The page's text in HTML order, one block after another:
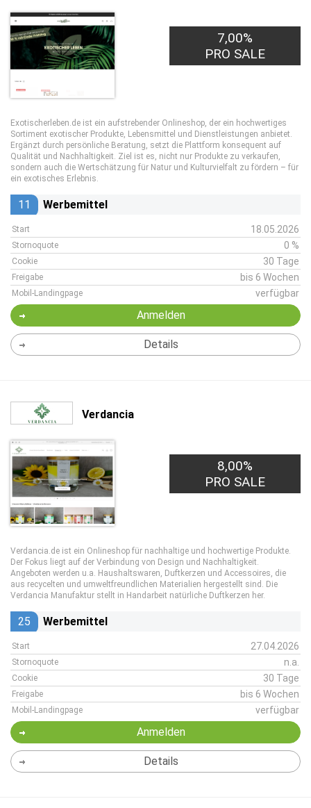
7,00%
PRO SALE
Exotischerleben.de ist ein aufstrebender Onlineshop, der ein hochwertiges
Sortiment exotischer Produkte, Lebensmittel und Dienstleistungen anbietet.
Ergänzt durch persönliche Beratung, setzt die Plattform konsequent auf
Qualität und Nachhaltigkeit. Ziel ist es, nicht nur Produkte zu verkaufen,
sondern auch die Wertschätzung für Natur und Kulturvielfalt zu fördern – für
ein exotisches Erlebnis.
11 Werbemittel
Start 18.05.2026
Stornoquote 0 %
Cookie 30 Tage
Freigabe bis 6 Wochen
Mobil-Landingpage verfügbar
Anmelden
Details
Verdancia
8,00%
PRO SALE
Verdancia.de ist ein Onlineshop für nachhaltige und hochwertige Produkte.
Der Fokus liegt auf der Verbindung von Design und Nachhaltigkeit.
Angeboten werden u.a. Haushaltswaren, Duftkerzen und Accessoires, die
aus recycelten und umweltfreundlichen Materialien hergestellt sind. Die
Verdancia Manufaktur stellt in Handarbeit natürliche Duftkerzen her.
25 Werbemittel
Start 27.04.2026
Stornoquote n.a.
Cookie 30 Tage
Freigabe bis 6 Wochen
Mobil-Landingpage verfügbar
Anmelden
Details